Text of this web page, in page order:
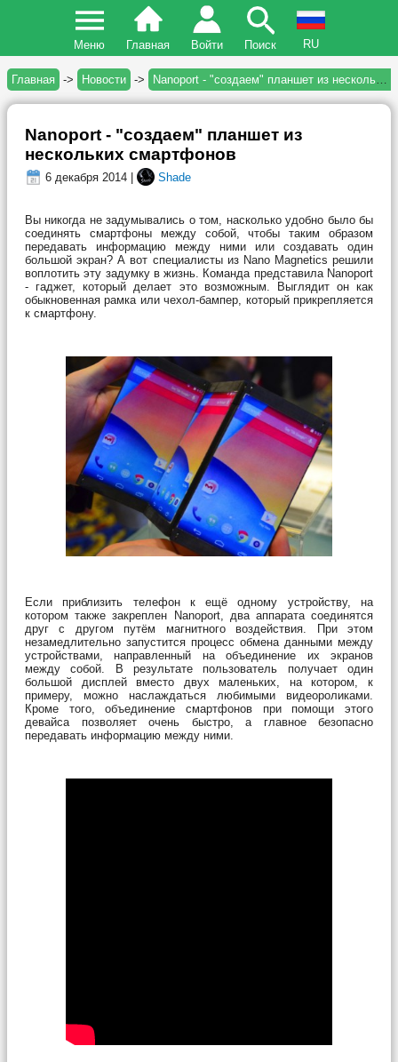
Меню Главная Войти Поиск RU
Главная -> Новости -> Nanoport - "создаем" планшет из нескольких смартфонов
Nanoport - "создаем" планшет из
нескольких смартфонов
6 декабря 2014 | Shade
Вы никогда не задумывались о том, насколько удобно было бы
соединять смартфоны между собой, чтобы таким образом
передавать информацию между ними или создавать один
большой экран? А вот специалисты из Nano Magnetics решили
воплотить эту задумку в жизнь. Команда представила Nanoport
- гаджет, который делает это возможным. Выглядит он как
обыкновенная рамка или чехол-бампер, который прикрепляется
к смартфону.
Если приблизить телефон к ещё одному устройству, на
котором также закреплен Nanoport, два аппарата соединятся
друг с другом путём магнитного воздействия. При этом
незамедлительно запустится процесс обмена данными между
устройствами, направленный на объединение их экранов
между собой. В результате пользователь получает один
большой дисплей вместо двух маленьких, на котором, к
примеру, можно наслаждаться любимыми видеороликами.
Кроме того, объединение смартфонов при помощи этого
девайса позволяет очень быстро, а главное безопасно
передавать информацию между ними.